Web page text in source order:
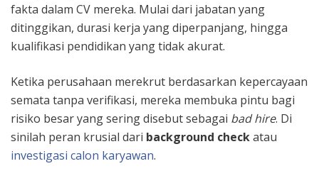
fakta dalam CV mereka. Mulai dari jabatan yang
ditinggikan, durasi kerja yang diperpanjang, hingga
kualifikasi pendidikan yang tidak akurat.
Ketika perusahaan merekrut berdasarkan kepercayaan
semata tanpa verifikasi, mereka membuka pintu bagi
risiko besar yang sering disebut sebagai bad hire. Di
sinilah peran krusial dari background checkatau
investigasi calon karyawan.